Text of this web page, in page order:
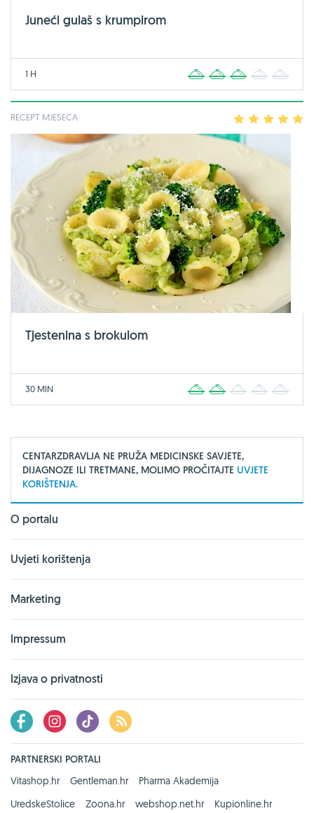
Juneći gulaš s krumpirom
1 H 2 3 4
RECEPT MJESECA 2 3 4
Tjestenina s brokulom
30 MIN 2 3 4
CENTARZDRAVLJA NE PRUŽA MEDICINSKE SAVJETE,
DIJAGNOZE ILI TRETMANE, MOLIMO PROČITAJTE UVJETE
KORIŠTENJA.
O portalu
Uvjeti korištenja
Marketing
Impressum
Izjava o privatnosti
PARTNERSKI PORTALI
Vitashop.hr
Gentleman.hr
Pharma Akademija
UredskeStolice
Zoona.hr webshop.net.hr Kupionline.hr